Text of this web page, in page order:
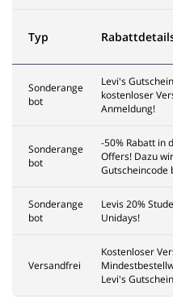
Typ
Sonderange
bot
Levi's
kostenloser
Anmeldung!
Sonderange
bot
-50% Rabatt in
Offers! Dazu
Gutscheincode
Sonderange
bot
Levis 20%
Unidays!
Versandfrei
Kostenloser
Levi's